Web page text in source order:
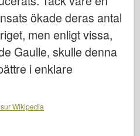
ökade deras antal
men enligt vissa,
Gaulle, skulle denna
i enklare
Wikipedia